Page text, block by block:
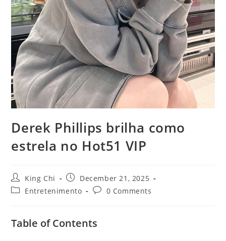
Derek Phillips brilha como
estrela no Hot51 VIP
King Chi
December 21, 2025
Entretenimento
0 Comments
Table of Contents